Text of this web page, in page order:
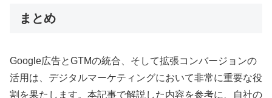
まとめ
Google広告とGTMの統合、そして拡張コンバージョンの
活用は、デジタルマーケティングにおいて非常に重要な役
割を果たします。本記事で解説した内容を参考に、自社の